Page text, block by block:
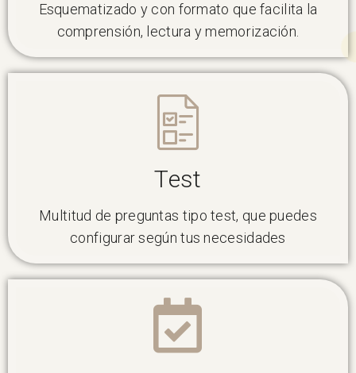
Esquematizado y con formato que facilita la
comprensión, lectura y memorización.
Test
Multitud de preguntas tipo test, que puedes
configurar según tus necesidades